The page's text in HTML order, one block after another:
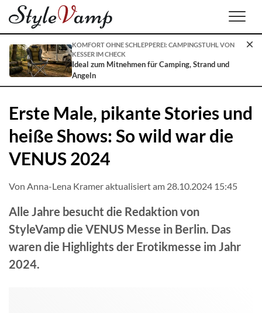
KOMFORT OHNE SCHLEPPEREI: CAMPINGSTUHL VON
KESSER IM CHECK
Ideal zum Mitnehmen für Camping, Strand und
Angeln
Erste Male, pikante Stories und
heiße Shows: So wild war die
VENUS 2024
Von Anna-Lena Krameraktualisiert am 28.10.2024 15:45
Alle Jahre besucht die Redaktion von
StyleVamp die VENUS Messe in Berlin. Das
waren die Highlights der Erotikmesse im Jahr
2024.